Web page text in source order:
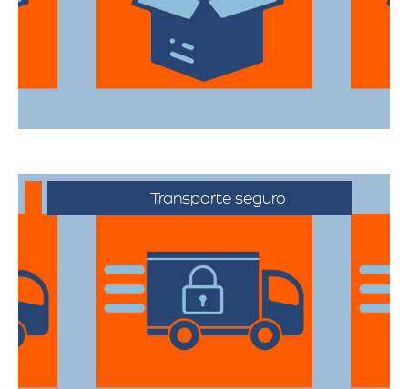
todas sus pertenencias estén protegidas
durante el traslado.
Transporte seguro
Los vehículos están equipados con
tecnología avanzada para asegurar que
cada artículo llegue en perfecto estado a
su destino.